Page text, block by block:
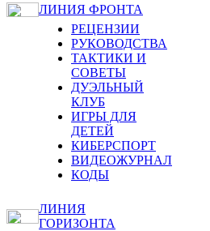
ЛИНИЯ ФРОНТА
РЕЦЕНЗИИ
РУКОВОДСТВА
ТАКТИКИ И
СОВЕТЫ
ДУЭЛЬНЫЙ
КЛУБ
ИГРЫ ДЛЯ
ДЕТЕЙ
КИБЕРСПОРТ
ВИДЕОЖУРНАЛ
КОДЫ
ЛИНИЯ
ГОРИЗОНТА